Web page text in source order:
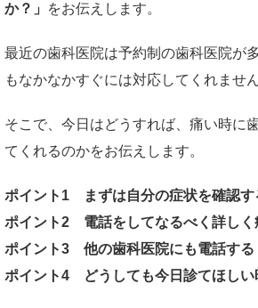
か？」
をお伝えします。
最近の歯科医院は予約制の歯科医院が
もなかなかすぐには対応してくれません
そこで、今日はどうすれば、痛い時に
てくれるのかをお伝えします。
ポイント1 まずは自分の症状を確認す
ポイント2 電話をしてなるべく詳しく
ポイント3 他の歯科医院にも電話す
ポイント4 どうしても今日診てほしい